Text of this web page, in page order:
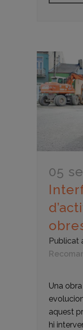
05
Publicat
Una
aquest
hi